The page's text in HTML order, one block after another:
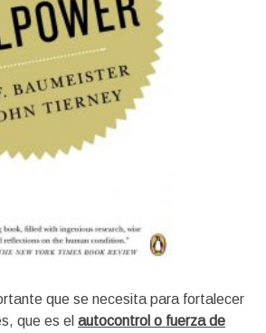
que se necesita para fortalecer
que es el autocontrol o fuerza de